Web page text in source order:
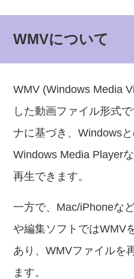
WMVについて
WMV (Windows Media
した動画ファイル形式
ナに基づき、Windowsと
Windows Media Player
再生できます。
一方で、Mac/iPhoneな
や編集ソフトではWMV
あり、WMVファイルを
ます。